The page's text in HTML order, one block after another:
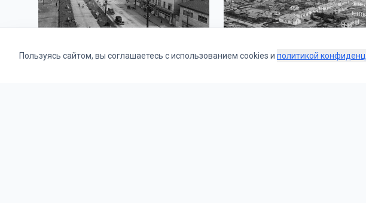
Пользуясь сайтом, вы соглашаетесь с использованием cookies и политикой